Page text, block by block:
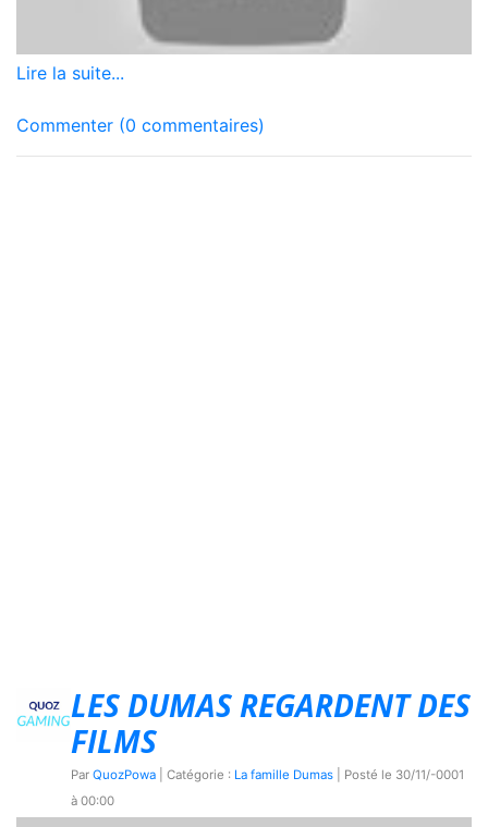
Lire la suite...
Commenter (0 commentaires)
LES DUMAS REGARDENT DES
FILMS
Par QuozPowa | Catégorie : La famille Dumas | Posté le 30/11/-0001
à 00:00